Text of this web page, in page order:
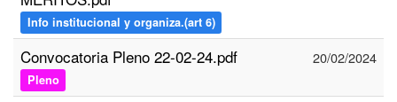
Info institucional y organiza.(art 6)
Convocatoria Pleno 22-02-24.pdf
Pleno
20/02/2024